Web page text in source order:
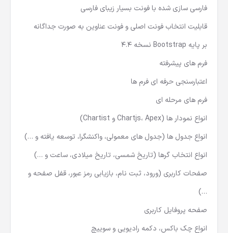
فارسی سازی شده با فونت بسیار زیبای فارسی
قابلیت انتخاب فونت اصلی و فونت عناوین به صورت جداگانه
بر پایه Bootstrap نسخه 4.4
فرم های پیشرفته
اعتبارسنجی حرفه ای فرم ها
فرم های مرحله ای
انواع نمودار ها (Chartjs، Apex و Chartist)
انواع جدول ها (جدول های معمولی، واکنشگرا، توسعه یافته و …)
انواع انتخاب گرها (تاریخ شمسی، تاریخ میلادی، ساعت و …)
صفحات کاربری (ورود، ثبت نام، بازیابی رمز عبور، قفل صفحه و
…)
صفحه پروفایل کاربری
انواع چک باکس، دکمه رادیویی و سوییچ